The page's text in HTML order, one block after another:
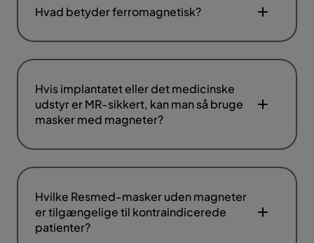
Hvad betyder ferromagnetisk?
Hvis implantatet eller det medicinske
udstyr er MR-sikkert, kan man så bruge
masker med magneter?
Hvilke Resmed-masker uden magneter
er tilgængelige til kontraindicerede
patienter?